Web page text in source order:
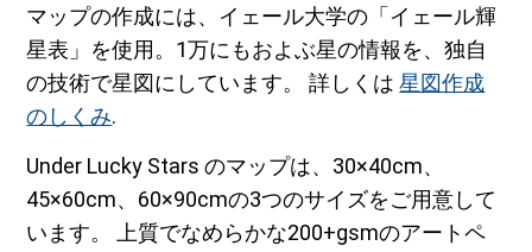
マップの作成には、イェール大学の「イェール輝
星表」を使用。1万にもおよぶ星の情報を、独自
の技術で星図にしています。 詳しくは星図作成
のしくみ.
Under Lucky Stars のマップは、30×40cm、
45×60cm、60×90cmの3つのサイズをご用意して
います。 上質でなめらかな200+gsmのアートペ